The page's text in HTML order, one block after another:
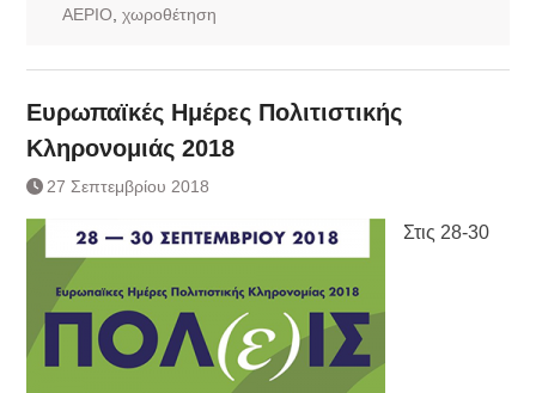
ΑΕΡΙΟ χωροθέτηση
Ευρωπαϊκές Ημέρες Πολιτιστικής
Κληρονομιάς 2018
27 Σεπτεμβρίου 2018
Στις 28-30